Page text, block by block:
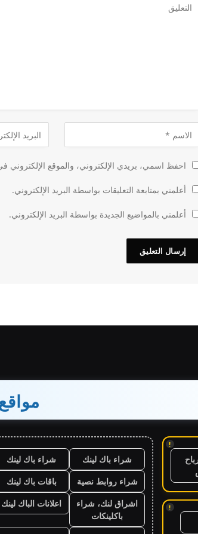
احفظ اسمي، بريدي الإلكتروني، والموقع الإلكتروني
أعلمني بمتابعة التعليقات بواسطة البريد الإلكتروني.
أعلمني بالمواضيع الجديدة بواسطة البريد الإلكتروني.
!
!
شراء باك لينك
شراء باك لينك
شراء روابط نصية
باقات باك لينك
اشراق لنك، شراء
باكلينكات
اعلانات الباك لينك